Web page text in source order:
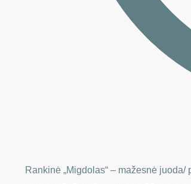
Rankinė „Migdolas“ – mažesnė juoda/